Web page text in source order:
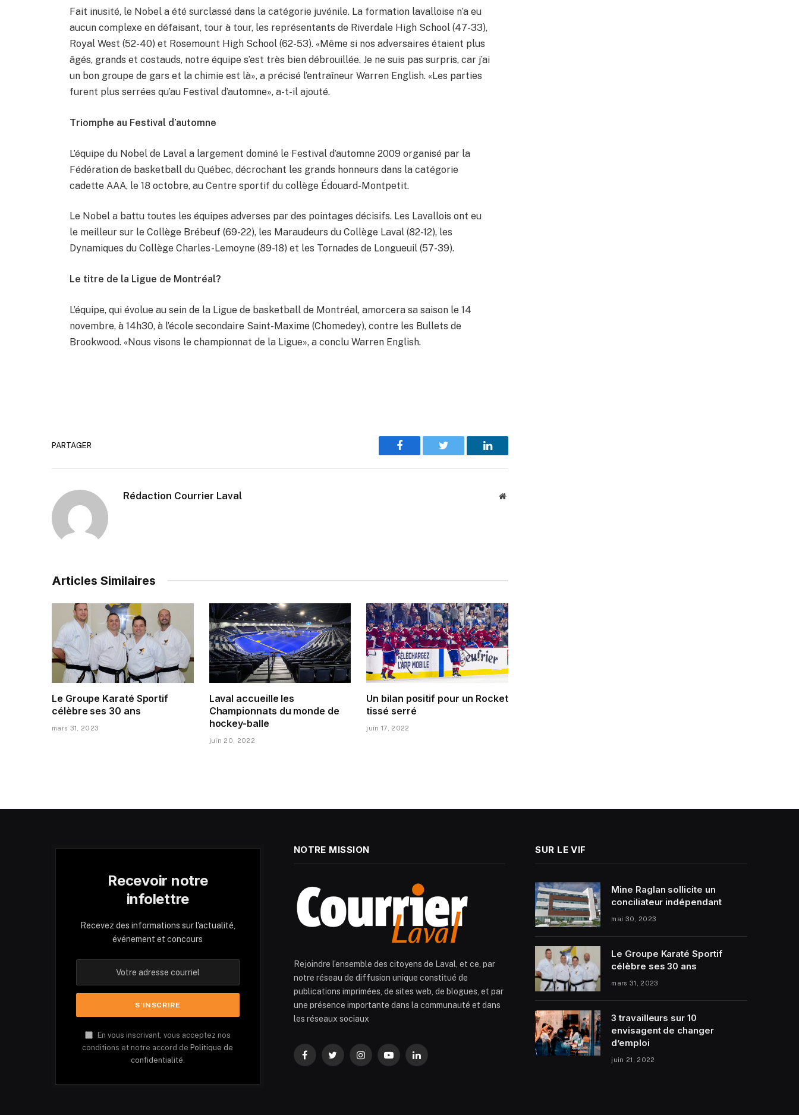
Fait inusité, le Nobel a été surclassé dans la catégorie juvénile. La formation lavalloise n’a eu
aucun complexe en défaisant, tour à tour, les représentants de Riverdale High School (47-33),
Royal West (52-40) et Rosemount High School (62-53). «Même si nos adversaires étaient plus
âgés, grands et costauds, notre équipe s’est très bien débrouillée. Je ne suis pas surpris, car j’ai
un bon groupe de gars et la chimie est là», a précisé l’entraîneur Warren English. «Les parties
furent plus serrées qu’au Festival d’automne», a-t-il ajouté.
Triomphe au Festival d’automne
L’équipe du Nobel de Laval a largement dominé le Festival d’automne 2009 organisé par la
Fédération de basketball du Québec, décrochant les grands honneurs dans la catégorie
cadette AAA, le 18 octobre, au Centre sportif du collège Édouard-Montpetit.
Le Nobel a battu toutes les équipes adverses par des pointages décisifs. Les Lavallois ont eu
le meilleur sur le Collège Brébeuf (69-22), les Maraudeurs du Collège Laval (82-12), les
Dynamiques du Collège Charles-Lemoyne (89-18) et les Tornades de Longueuil (57-39).
Le titre de la Ligue de Montréal?
L’équipe, qui évolue au sein de la Ligue de basketball de Montréal, amorcera sa saison le 14
novembre, à 14h30, à l’école secondaire Saint-Maxime (Chomedey), contre les Bullets de
Brookwood. «Nous visons le championnat de la Ligue», a conclu Warren English.
PARTAGER
Facebook Twitter LinkedIn
Rédaction Courrier Laval Website
Articles Similaires
Le Groupe Karaté Sportif
célèbre ses 30 ans
mars 31, 2023
Laval accueille les
Championnats du monde de
hockey-balle
juin 20, 2022
Un bilan positif pour un Rocket
tissé serré
juin 17, 2022
Recevoir notre
infolettre
Recevez des informations sur l'actualité,
événement et concours
En vous inscrivant, vous acceptez nos
conditions et notre accord de Politique de
confidentialité.
NOTRE MISSION
Rejoindre l’ensemble des citoyens de Laval, et ce, par
notre réseau de diffusion unique constitué de
publications imprimées, de sites web, de blogues, et par
une présence importante dans la communauté et dans
les réseaux sociaux
FacebookTwitterInstagramYouTubeLinkedIn
SUR LE VIF
Mine Raglan sollicite un
conciliateur indépendant
mai 30, 2023
Le Groupe Karaté Sportif
célèbre ses 30 ans
mars 31, 2023
3 travailleurs sur 10
envisagent de changer
d’emploi
juin 21, 2022